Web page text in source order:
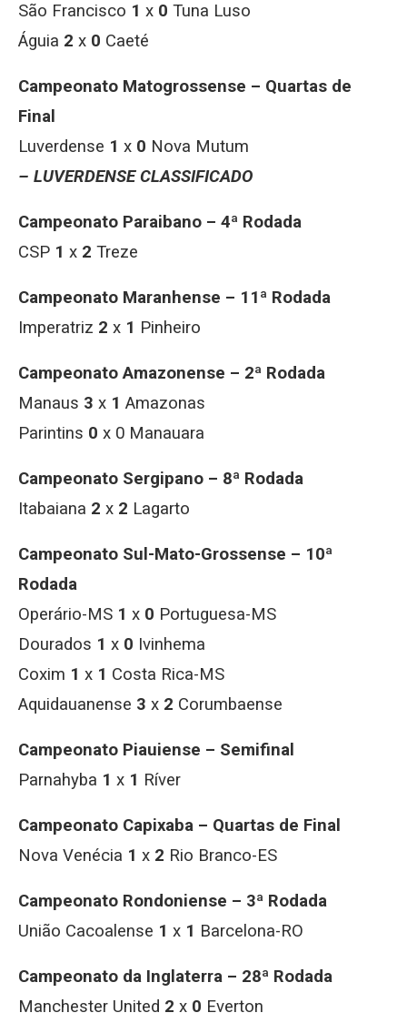
São Francisco 1 x 0 Tuna Luso
Águia 2 x 0 Caeté
Campeonato Matogrossense – Quartas de
Final
Luverdense 1 x 0 Nova Mutum
– LUVERDENSE CLASSIFICADO
Campeonato Paraibano – 4ª Rodada
CSP 1 x 2 Treze
Campeonato Maranhense – 11ª Rodada
Imperatriz 2 x 1 Pinheiro
Campeonato Amazonense – 2ª Rodada
Manaus 3 x 1 Amazonas
Parintins 0 x 0 Manauara
Campeonato Sergipano – 8ª Rodada
Itabaiana 2 x 2 Lagarto
Campeonato Sul-Mato-Grossense – 10ª
Rodada
Operário-MS 1 x 0 Portuguesa-MS
Dourados 1 x 0 Ivinhema
Coxim 1 x 1 Costa Rica-MS
Aquidauanense 3 x 2 Corumbaense
Campeonato Piauiense – Semifinal
Parnahyba 1 x 1 Ríver
Campeonato Capixaba – Quartas de Final
Nova Venécia 1 x 2 Rio Branco-ES
Campeonato Rondoniense – 3ª Rodada
União Cacoalense 1 x 1 Barcelona-RO
Campeonato da Inglaterra – 28ª Rodada
Manchester United 2 x 0 Everton